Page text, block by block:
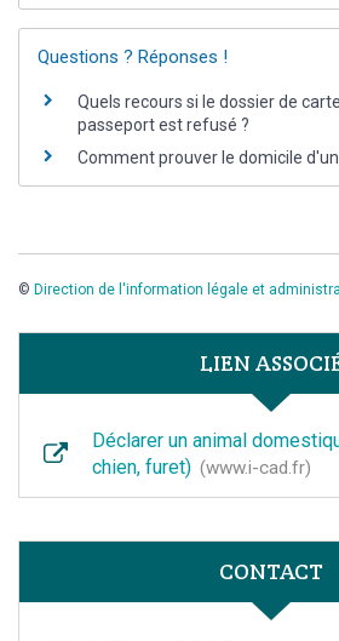
Questions ? Réponses !
Quels recours si le dossier de
passeport est refusé ?
Comment prouver le domicile
© Direction de l'information légale et
LIEN
Déclarer un animal
chien, furet)
www.i-cad.fr
CONTACT